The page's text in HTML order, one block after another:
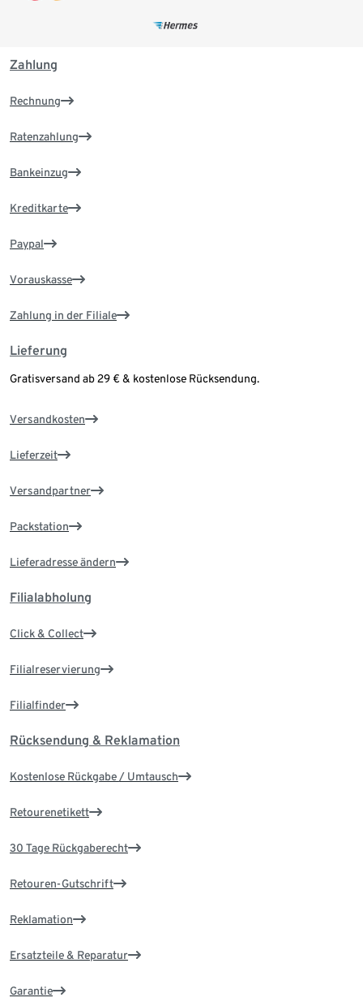
Zahlung
Rechnung
Ratenzahlung
Bankeinzug
Kreditkarte
Paypal
Vorauskasse
Zahlung in der Filiale
Lieferung
Gratisversand ab 29 € & kostenlose Rücksendung.
Versandkosten
Lieferzeit
Versandpartner
Packstation
Lieferadresse ändern
Filialabholung
Click & Collect
Filialreservierung
Filialfinder
Rücksendung & Reklamation
Kostenlose Rückgabe / Umtausch
Retourenetikett
30 Tage Rückgaberecht
Retouren-Gutschrift
Reklamation
Ersatzteile & Reparatur
Garantie